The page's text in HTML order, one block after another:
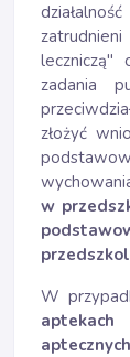
leczniczą"
zadania
złożyć
w
W